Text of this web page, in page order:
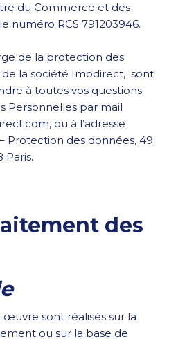
du Commerce et des
numéro RCS 791203946.
de la protection des
la société Imodirect, sont
à toutes vos questions
Personnelles par mail
ou à l’adresse
Protection des données, 49
Paris.
des
sont réalisés sur la
ou sur la base de